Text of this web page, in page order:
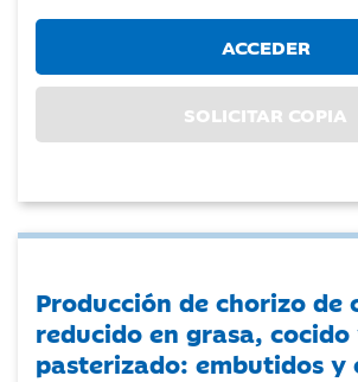
ACCEDER
SOLICITAR COPIA
Producción de chorizo de
reducido en grasa, cocido
pasterizado: embutidos y